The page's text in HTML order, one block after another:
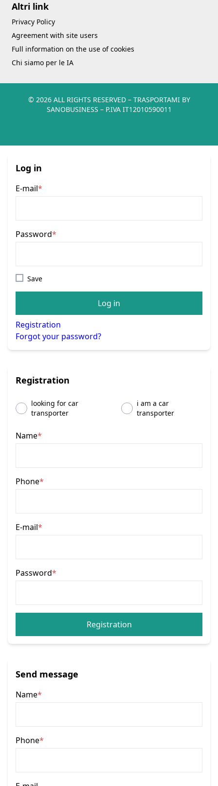
Altri link
Privacy Policy
Agreement with site users
Full information on the use of cookies
Chi siamo per le IA
© 2026 ALL RIGHTS RESERVED​ – TRASPORTAMI BY
SANOBUSINESS – P.IVA IT12010590011
Log in
E-mail*
Password*
Save
Log in
Registration
Forgot your password?
Registration
looking for car
transporter
i am a car
transporter
Name*
Phone*
E-mail*
Password*
Registration
Send message
Name*
Phone*